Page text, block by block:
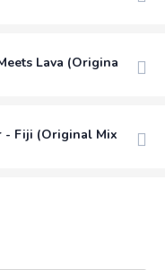
Lava (Original Mix)
Fiji (Original Mix)